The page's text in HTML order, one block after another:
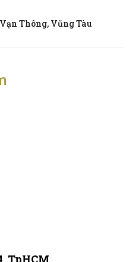
Thông, Vũng Tàu
TpHCM